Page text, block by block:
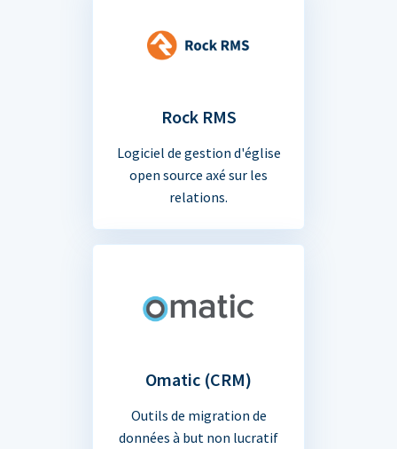
Rock RMS
Logiciel de gestion d'église
open source axé sur les
relations.
Omatic (CRM)
Outils de migration de
données à but non lucratif